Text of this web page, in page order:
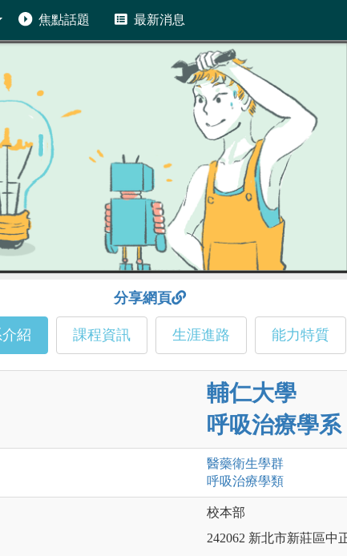
焦點話題 最新消息
分享網頁
紹 課程資訊 生涯進路 能力特質
輔仁大學
呼吸治療學系
醫藥衛生學群
呼吸治療學類
校本部
242062 新北市新莊區中